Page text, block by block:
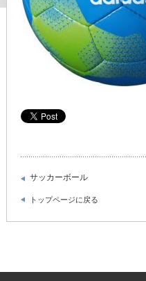
サッカーボール
トップページに戻る